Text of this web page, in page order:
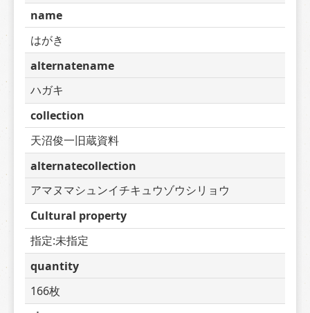
name
はがき
alternatename
ハガキ
collection
天沼俊一旧蔵資料
alternatecollection
アマヌマシュンイチキュウゾウシリョウ
Cultural property
指定:未指定
quantity
166枚